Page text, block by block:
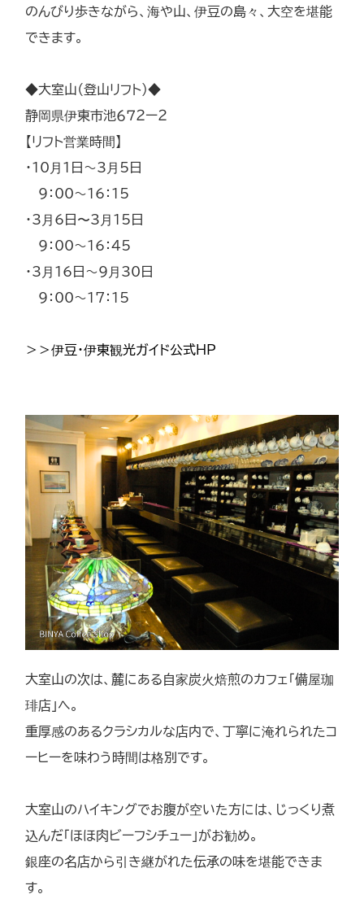
のんびり歩きながら、海や山、伊豆の島々、大空を堪能
できます。
◆大室山（登山リフト）◆
静岡県伊東市池６７２ー２
【リフト営業時間】
・10月1日～3月5日
9：00～16：15
・3月6日〜3月15日
9：00～16：45
・3月16日～9月30日
9：00～17：15
＞＞伊豆・伊東観光ガイド公式HP
大室山の次は、麓にある自家炭火焙煎のカフェ「備屋珈
琲店」へ。
重厚感のあるクラシカルな店内で、丁寧に淹れられたコ
ーヒーを味わう時間は格別です。
大室山のハイキングでお腹が空いた方には、じっくり煮
込んだ「ほほ肉ビーフシチュー」がお勧め。
銀座の名店から引き継がれた伝承の味を堪能できま
す。